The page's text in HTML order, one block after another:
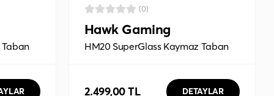
(0)
Hawk Gaming
HM20 SuperGlass Kaymaz Taban
2.499,00 TL DETAYLAR